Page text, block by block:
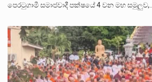
පෙරටුගාමී සමාජවාදී පක්ෂයේ 4 වන මහ සමුලුව,…